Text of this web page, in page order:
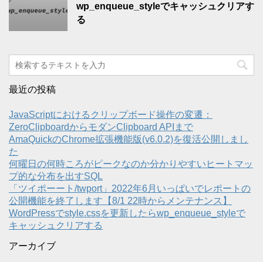
wp_enqueue_styleでキャッシュクリアす
る
最近の投稿
JavaScriptにおけるクリップボード操作の変遷：
ZeroClipboardからモダンClipboard APIまで
AmaQuickのChrome拡張機能版(v6.0.2)を復活公開しまし
た
何曜日の何時ころがピークなのか分かりやすいヒートマッ
プ的な分布を出すSQL
「ツイポーート/twport」2022年6月いっぱいでレポートの
公開機能を終了します【8/1 22時からメンテナンス】
WordPressでstyle.cssを更新したらwp_enqueue_styleで
キャッシュクリアする
アーカイブ